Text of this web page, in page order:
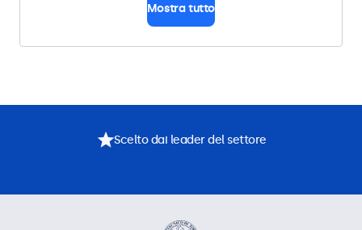
Mostra tutto
Scelto dai leader del settore